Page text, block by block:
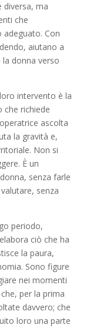
diversa, ma
che
Con
aiutano a
donna verso
intervento è la
che richiede
ascolta
la gravità e,
Non si
È un
senza farle
senza
periodo,
ciò che ha
la paura,
Sono figure
nei momenti
per la prima
davvero; che
loro una parte